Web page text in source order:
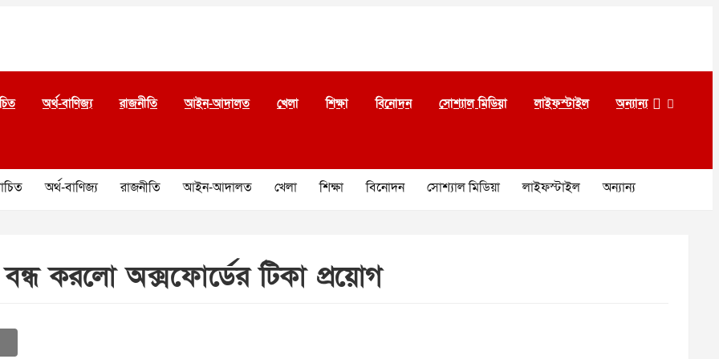
অর্থ-বাণিজ্য রাজনীতি আইন-আদালত খেলা শিক্ষা বিনোদন সোশ্যাল মিডিয়া লাইফস্টাইল অন্যান্য
অর্থ-বাণিজ্য রাজনীতি আইন-আদালত খেলা শিক্ষা বিনোদন সোশ্যাল মিডিয়া লাইফস্টাইল অন্যান্য
বন্ধ করলো অক্সফোর্ডের টিকা প্রয়োগ